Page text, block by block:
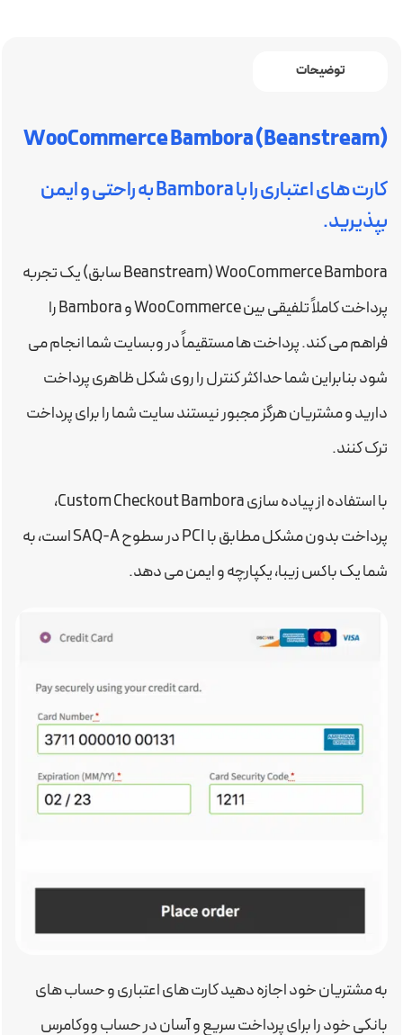
توضیحات
WooCommerce Bambora (Beanstream)
کارت های اعتباری را با Bambora به راحتی و ایمن
بپذیرید.
WooCommerce Bambora (Beanstream سابق) یک تجربه
پرداخت کاملاً تلفیقی بین WooCommerce و Bambora را
فراهم می کند. پرداخت ها مستقیماً در وبسایت شما انجام می
شود بنابراین شما حداکثر کنترل را روی شکل ظاهری پرداخت
دارید و مشتریان هرگز مجبور نیستند سایت شما را برای پرداخت
ترک کنند.
با استفاده از پیاده سازی Custom Checkout Bambora،
پرداخت بدون مشکل مطابق با PCI در سطوح SAQ-A است، به
شما یک باکس زیبا، یکپارچه و ایمن می دهد.
به مشتریان خود اجازه دهید کارت های اعتباری و حساب های
بانکی خود را برای پرداخت سریع و آسان در حساب ووکامرس